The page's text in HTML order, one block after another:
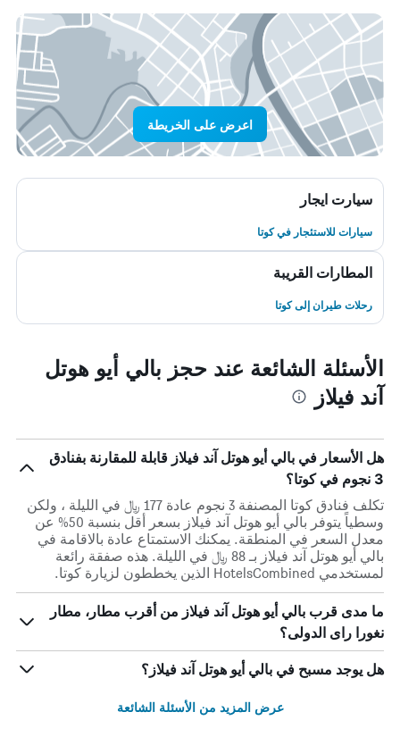
اعرض على الخريطة
سيارت ايجار
سيارات للاستئجار في كوتا
المطارات القريبة
رحلات طيران إلى كوتا
الأسئلة الشائعة عند حجز بالي أيو هوتل
آند فيلاز
هل الأسعار في بالي أيو هوتل آند فيلاز قابلة للمقارنة بفنادق
3 نجوم في كوتا؟
تكلف فنادق كوتا المصنفة 3 نجوم عادة 177 ﷼ في الليلة ، ولكن
وسطياً يتوفر بالي أيو هوتل آند فيلاز بسعر أقل بنسبة 50% عن
معدل السعر في المنطقة. يمكنك الاستمتاع عادة بالاقامة في
بالي أيو هوتل آند فيلاز بـ 88 ﷼ في الليلة. هذه صفقة رائعة
لمستخدمي HotelsCombined الذين يخططون لزيارة كوتا.
ما مدى قرب بالي أيو هوتل آند فيلاز من أقرب مطار، مطار
نغورا راى الدولى؟
هل يوجد مسبح في بالي أيو هوتل آند فيلاز؟
عرض المزيد من الأسئلة الشائعة